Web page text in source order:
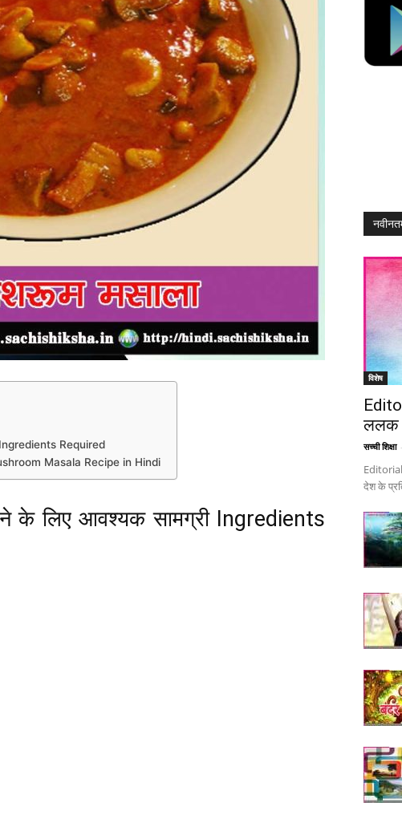
Ingredients Required
Masala Recipe in Hindi
के लिए आवश्यक सामग्री Ingredients
विशेष
ललक
सच्ची शिक्षा -
देश के